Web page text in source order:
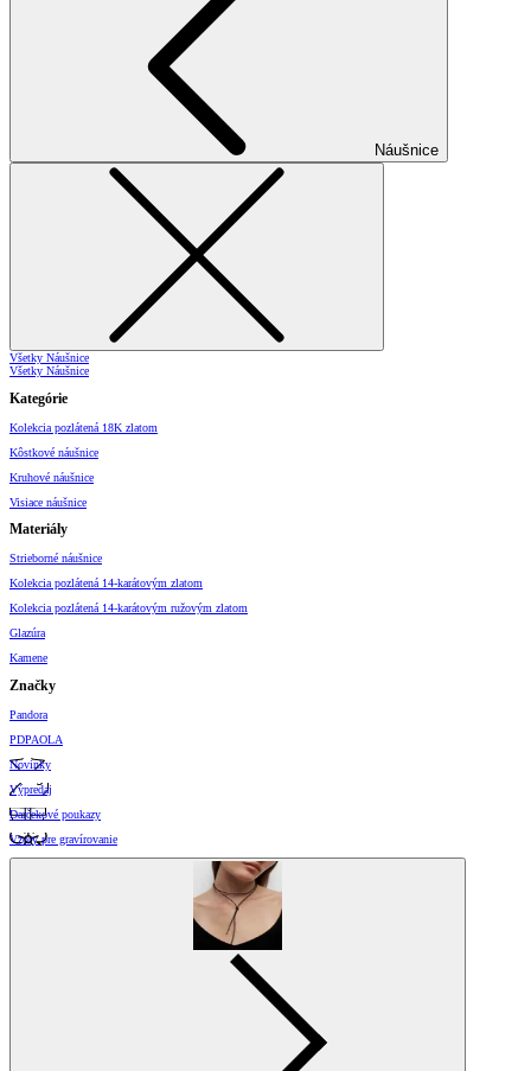
Náušnice
Všetky Náušnice
Všetky Náušnice
Kategórie
Kolekcia pozlátená 18K zlatom
Kôstkové náušnice
Kruhové náušnice
Visiace náušnice
Materiály
Strieborné náušnice
Kolekcia pozlátená 14-karátovým zlatom
Kolekcia pozlátená 14-karátovým ružovým zlatom
Glazúra
Kamene
Značky
Pandora
PDPAOLA
Novinky
Výpredaj
Darčekové poukazy
Vzory pre gravírovanie